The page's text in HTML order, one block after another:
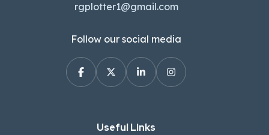
rgplotter1@gmail.com
Follow our social media
Useful Links